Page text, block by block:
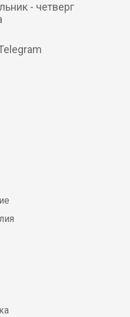
- четверг